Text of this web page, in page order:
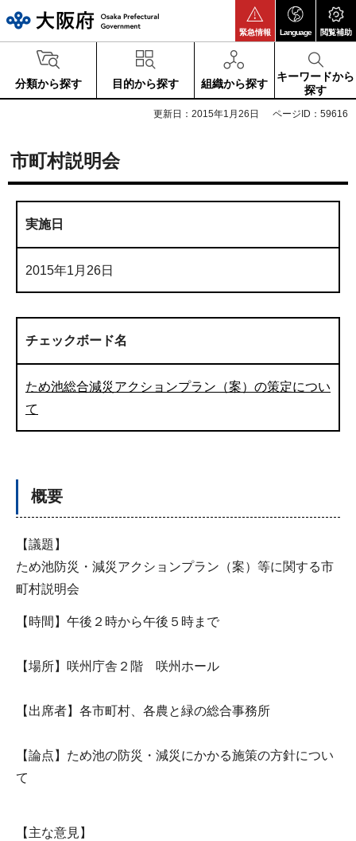
緊急情報 Language 閲覧補助
分類から探す 目的から探す 組織から探す
キーワードから
探す
更新日：2015年1月26日 ページID：59616
市町村説明会
実施日
2015年1月26日
チェックボード名
ため池総合減災アクションプラン（案）の策定につい
て
概要
【議題】
ため池防災・減災アクションプラン（案）等に関する市
町村説明会
【時間】午後２時から午後５時まで
【場所】咲州庁舎２階 咲州ホール
【出席者】各市町村、各農と緑の総合事務所
【論点】ため池の防災・減災にかかる施策の方針につい
て
【主な意見】